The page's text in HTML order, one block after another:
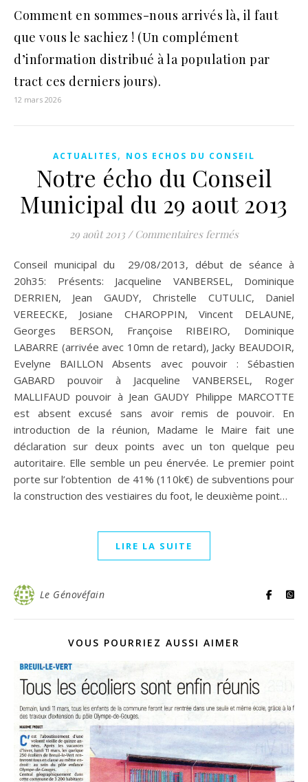
Comment en sommes-nous arrivés là, il faut
que vous le sachiez ! (Un complément
d’information distribué à la population par
tract ces derniers jours).
12 mars 2026
ACTUALITES, NOS ECHOS DU CONSEIL
Notre écho du Conseil
Municipal du 29 aout 2013
29 août 2013 / Commentaires ferméssur Notre
Conseil municipal du 29/08/2013, début de séance à
20h35: Présents: Jacqueline VANBERSEL, Dominique
DERRIEN, Jean GAUDY, Christelle CUTULIC, Daniel
VEREECKE, Josiane CHAROPPIN, Vincent DELAUNE,
Georges BERSON, Françoise RIBEIRO, Dominique
LABARRE (arrivée avec 10mn de retard), Jacky BEAUDOIR,
Evelyne BAILLON Absents avec pouvoir : Sébastien
GABARD pouvoir à Jacqueline VANBERSEL, Roger
MALLIFAUD pouvoir à Jean GAUDY Philippe MARCOTTE
est absent excusé sans avoir remis de pouvoir. En
introduction de la réunion, Madame le Maire fait une
déclaration sur deux points avec un ton quelque peu
autoritaire. Elle semble un peu énervée. Le premier point
porte sur l’obtention de 41% (110k€) de subventions pour
la construction des vestiaires du foot, le deuxième point…
LIRE LA SUITE
Le Génovéfain
VOUS POURRIEZ AUSSI AIMER